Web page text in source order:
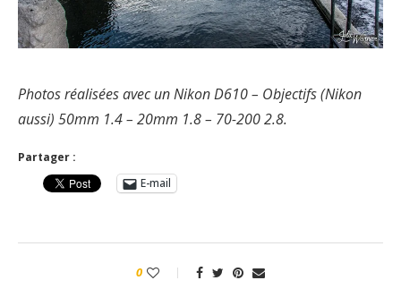
Photos réalisées avec un Nikon D610 – Objectifs (Nikon
aussi) 50mm 1.4 – 20mm 1.8 – 70-200 2.8.
Partager :
E-mail
0